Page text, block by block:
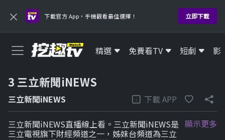
× 下載官方 App，手機觀看最佳選擇！ 立即下載
精選 免費看TV 短劇 影
3 三立新聞iNEWS
三立新聞iNEWS 下載 APP
三立新聞iNEWS直播線上看。三立新聞iNEWS是
三立電視旗下財經頻道之一，姊妹台頻道為三立
顯示更多